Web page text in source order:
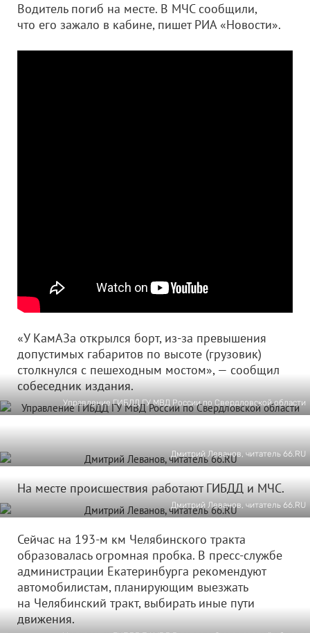
Водитель погиб на месте. В МЧС сообщили,
что его зажало в кабине, пишет РИА «Новости».
«У КамАЗа открылся борт, из-за превышения
допустимых габаритов по высоте (грузовик)
столкнулся с пешеходным мостом», — сообщил
собеседник издания.
Управление ГИБДД ГУ МВД России по Свердловской области
Дмитрий Леванов, читатель 66.RU
На месте происшествия работают ГИБДД и МЧС.
Дмитрий Леванов, читатель 66.RU
Сейчас на 193-м км Челябинского тракта
образовалась огромная пробка. В пресс-службе
администрации Екатеринбурга рекомендуют
автомобилистам, планирующим выезжать
на Челябинский тракт, выбирать иные пути
движения.